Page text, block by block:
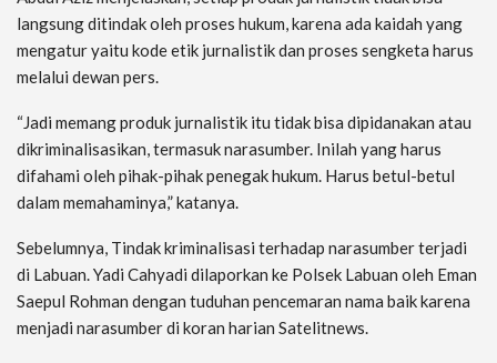
langsung ditindak oleh proses hukum, karena ada kaidah yang
mengatur yaitu kode etik jurnalistik dan proses sengketa harus
melalui dewan pers.
“Jadi memang produk jurnalistik itu tidak bisa dipidanakan atau
dikriminalisasikan, termasuk narasumber. Inilah yang harus
difahami oleh pihak-pihak penegak hukum. Harus betul-betul
dalam memahaminya,” katanya.
Sebelumnya, Tindak kriminalisasi terhadap narasumber terjadi
di Labuan. Yadi Cahyadi dilaporkan ke Polsek Labuan oleh Eman
Saepul Rohman dengan tuduhan pencemaran nama baik karena
menjadi narasumber di koran harian Satelitnews.